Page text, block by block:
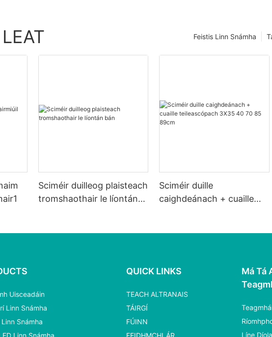
Feistis Linn Snámha
Sciméir duilleog plaisteach
tromshaothair le líontán
Sciméir duille
caighdeánach + cuaille
Uisceadáin
Linn Snámha
Snámha
Linn Snámha
QUICK LINKS
TEACH ALTRANAIS
TÁIRGÍ
FÚINN
FEIDHMCHLÁR
Má Tá
Líne